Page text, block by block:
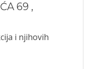
69 ,
i njihovih